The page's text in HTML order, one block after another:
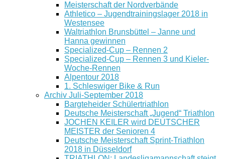
Meisterschaft der Nordverbände
Athletico – Jugendtrainingslager 2018 in
Westensee
Waltriathlon Brunsbüttel – Janne und
Hanna gewinnen
Specialized-Cup – Rennen 2
Specialized-Cup – Rennen 3 und Kieler-
Woche-Rennen
Alpentour 2018
1. Schleswiger Bike & Run
Archiv Juli-September 2018
Bargteheider Schülertriathlon
Deutsche Meisterschaft „Jugend“ Triathlon
JOCHEN KEILER wird DEUTSCHER
MEISTER der Senioren 4
Deutsche Meisterschaft Sprint-Triathlon
2018 in Düsseldorf